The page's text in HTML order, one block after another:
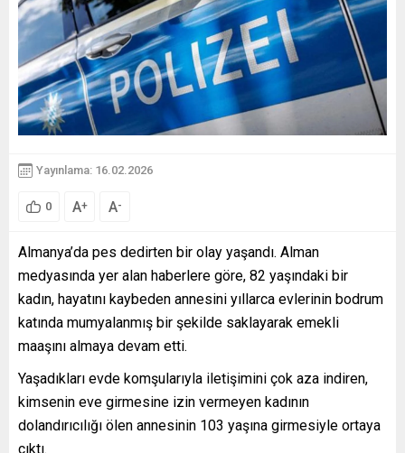
Yayınlama: 16.02.2026
0 A+ A-
Almanya’da pes dedirten bir olay yaşandı. Alman
medyasında yer alan haberlere göre, 82 yaşındaki bir
kadın, hayatını kaybeden annesini yıllarca evlerinin bodrum
katında mumyalanmış bir şekilde saklayarak emekli
maaşını almaya devam etti.
Yaşadıkları evde komşularıyla iletişimini çok aza indiren,
kimsenin eve girmesine izin vermeyen kadının
dolandırıcılığı ölen annesinin 103 yaşına girmesiyle ortaya
çıktı.